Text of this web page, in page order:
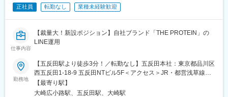
正社員 転勤なし 業種未経験歓迎
仕事内容
【裁量大！新設ポジション】自社ブランド「THE PROTEIN」の
LINE運用
勤務地
【五反田駅より徒歩3分！／転勤なし】五反田本社：東京都品川区
西五反田1-18-9 五反田NTビル5F＜アクセス＞JR・都営浅草線
「五反田駅」より徒歩3分東急池上線「大崎広小路駅」より徒歩3
分★五反田本社の駅近オフィスで、転勤はありません。※週2回の
【最寄り駅】
大崎広小路駅、五反田駅、大崎駅